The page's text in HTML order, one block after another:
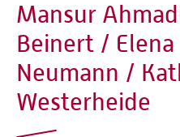
Mansur
Beinert /
Neumann /
Westerheide